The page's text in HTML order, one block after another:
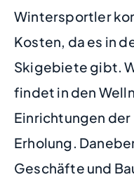
Wintersportler
Kosten, da es in
Skigebiete gibt.
findet in den
Einrichtungen der
Erholung.
Geschäfte und